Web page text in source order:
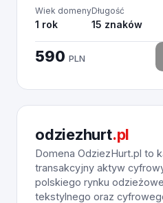
Wiek domeny
1 rok
Długość
15 znaków
590 PLN
odziezhurt.pl
Domena OdziezHurt.pl to
transakcyjny aktyw
polskiego rynku
tekstylnego oraz